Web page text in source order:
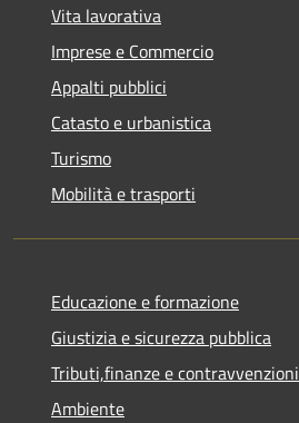
Vita lavorativa
Imprese e Commercio
Appalti pubblici
Catasto e urbanistica
Turismo
Mobilità e trasporti
Educazione e formazione
Giustizia e sicurezza pubblica
Tributi,finanze e contravvenzioni
Ambiente